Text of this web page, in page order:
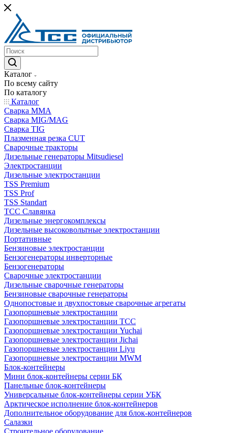
Каталог
По всему сайту
По каталогу
Каталог
Сварка MMA
Сварка MIG/MAG
Сварка TIG
Плазменная резка CUT
Сварочные тракторы
Дизельные генераторы Mitsudiesel
Электростанции
Дизельные электростанции
TSS Premium
TSS Prof
TSS Standart
ТСС Славянка
Дизельные энергокомплексы
Дизельные высоковольтные электростанции
Портативные
Бензиновые электростанции
Бензогенераторы инверторные
Бензогенераторы
Сварочные электростанции
Дизельные сварочные генераторы
Бензиновые сварочные генераторы
Однопостовые и двухпостовые сварочные агрегаты
Газопоршневые электростанции
Газопоршневые электростанции ТСС
Газопоршневые электростанции Yuchai
Газопоршневые электростанции Jichai
Газопоршневые электростанции Liyu
Газопоршневые электростанции MWM
Блок-контейнеры
Мини блок-контейнеры серии БК
Панельные блок-контейнеры
Универсальные блок-контейнеры серии УБК
Арктическое исполнение блок-контейнеров
Дополнительное оборудование для блок-контейнеров
Салазки
Строительное оборудование